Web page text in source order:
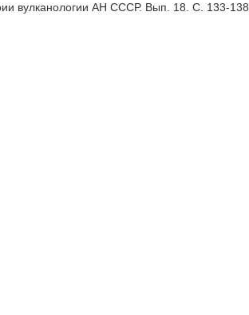
вулканологии АН СССР. Вып. 18. С. 133-138.